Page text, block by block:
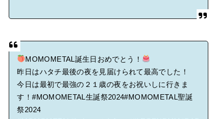
MOMOMETAL誕生日おめでとう！
昨日はハタチ最後の夜を見届けられて最高でした！
今日は最初で最強の２１歳の夜をお祝いしに行きま
す！#MOMOMETAL生誕祭2024#MOMOMETAL聖誕
祭2024